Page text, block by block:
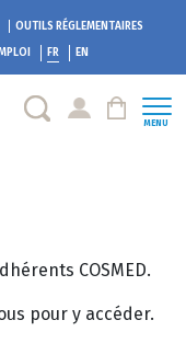
OUTILS RÉGLEMENTAIRES
FR EN
MENU
COSMED.
pour y accéder.